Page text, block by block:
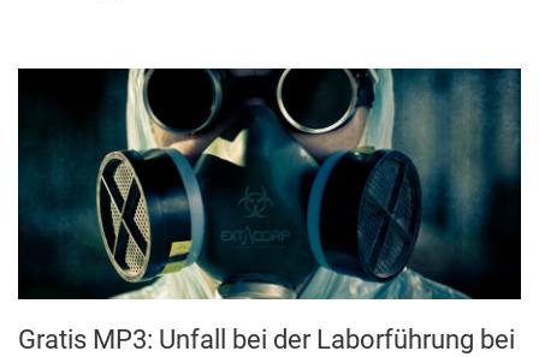
Gratis MP3: Unfall bei der Laborführung bei